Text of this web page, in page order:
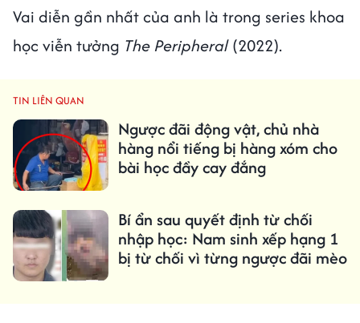
Vai diễn gần nhất của anh là trong series khoa
học viễn tưởng The Peripheral(2022).
TIN LIÊN QUAN
Ngược đãi động vật, chủ nhà
hàng nổi tiếng bị hàng xóm cho
bài học đầy cay đắng
Bí ẩn sau quyết định từ chối
nhập học: Nam sinh xếp hạng 1
bị từ chối vì từng ngược đãi mèo